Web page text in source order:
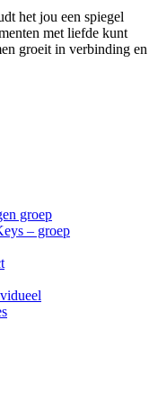
het jou een spiegel
met liefde kunt
groeit in verbinding en
groep
– groep